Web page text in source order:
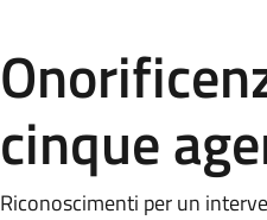
cinque
Riconoscimenti per un